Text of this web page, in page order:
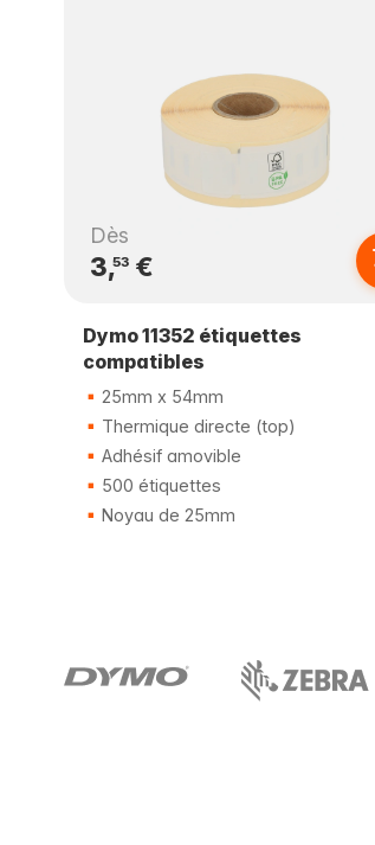
Dès
3,53€
Dymo 11352 étiquettes
compatibles
25mm x 54mm
Thermique directe (top)
Adhésif amovible
500 étiquettes
Noyau de 25mm